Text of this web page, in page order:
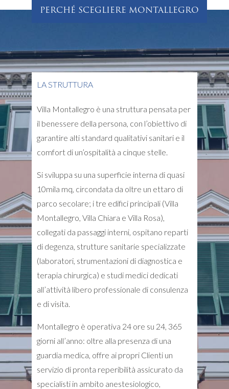
PERCHÉ SCEGLIERE MONTALLEGRO
LA STRUTTURA
Villa Montallegro è una struttura pensata per
il benessere della persona, con l’obiettivo di
garantire alti standard qualitativi sanitari e il
comfort di un’ospitalità a cinque stelle.
Si sviluppa su una superficie interna di quasi
10mila mq, circondata da oltre un ettaro di
parco secolare; i tre edifici principali (Villa
Montallegro, Villa Chiara e Villa Rosa),
collegati da passaggi interni, ospitano reparti
di degenza, strutture sanitarie specializzate
(laboratori, strumentazioni di diagnostica e
terapia chirurgica) e studi medici dedicati
all’attività libero professionale di consulenza
e di visita.
Montallegro è operativa 24 ore su 24, 365
giorni all’anno: oltre alla presenza di una
guardia medica, offre ai propri Clienti un
servizio di pronta reperibilità assicurato da
specialisti in ambito anestesiologico,